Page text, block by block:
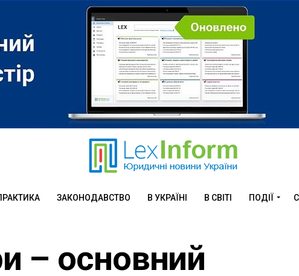
ЗАКОНОДАВСТВО В УКРАЇНІ В СВІТІ ПОДІЇ
– основний